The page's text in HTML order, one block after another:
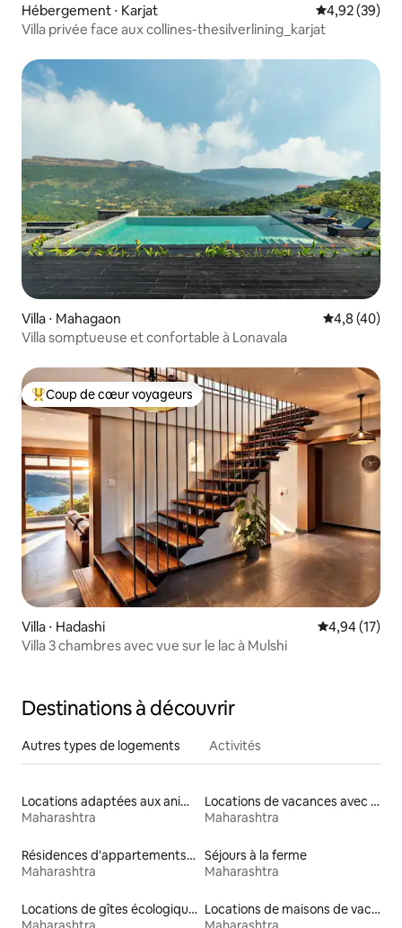
Hébergement ⋅ Karjat Évaluation
4,92 (39)
Villa privée face aux collines-thesilverlining_karjat
Villa ⋅ Mahagaon Évaluation
4,8 (40)
Villa somptueuse et confortable à Lonavala
Coups de cœur voyageurs les plus appréciés
Coup de cœur voyageurs
Villa ⋅ Hadashi Évaluation
4,94 (17)
Villa 3 chambres avec vue sur le lac à Mulshi
Destinations à découvrir
Autres types de logements Activités
Locations adaptées aux animaux
Maharashtra
Locations de vacances avec piscine
Maharashtra
Résidences d'appartements en location
Maharashtra
Séjours à la ferme
Maharashtra
Locations de gîtes écologiques
Locations de maisons de vacances